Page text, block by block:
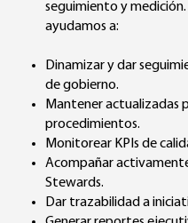
seguimiento y
ayudamos a:
Dinamizar y dar
de gobierno.
Mantener actualizadas
procedimientos.
Monitorear KPIs de
Acompañar
Stewards.
Dar trazabilidad a